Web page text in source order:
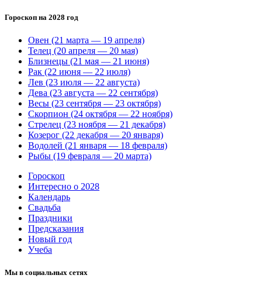
Гороскоп на 2028 год
Овен (21 марта — 19 апреля)
Телец (20 апреля — 20 мая)
Близнецы (21 мая — 21 июня)
Рак (22 июня — 22 июля)
Лев (23 июля — 22 августа)
Дева (23 августа — 22 сентября)
Весы (23 сентября — 23 октября)
Скорпион (24 октября — 22 ноября)
Стрелец (23 ноября — 21 декабря)
Козерог (22 декабря — 20 января)
Водолей (21 января — 18 февраля)
Рыбы (19 февраля — 20 марта)
Гороскоп
Интересно о 2028
Календарь
Свадьба
Праздники
Предсказания
Новый год
Учеба
Мы в социальных сетях